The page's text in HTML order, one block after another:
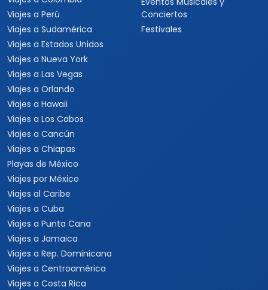
Viajes a Perú
Viajes a Sudamérica
Viajes a Estados Unidos
Viajes a Nueva York
Viajes a Las Vegas
Viajes a Orlando
Viajes a Hawaii
Viajes a Los Cabos
Viajes a Cancún
Viajes a Chiapas
Playas de México
Viajes por México
Viajes al Caribe
Viajes a Cuba
Viajes a Punta Cana
Viajes a Jamaica
Viajes a Rep. Dominicana
Viajes a Centroamérica
Viajes a Costa Rica
Conciertos
Festivales